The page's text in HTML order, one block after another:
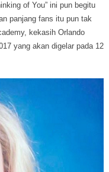
of You” ini pun begitu
panjang fans itu pun tak
kekasih Orlando
yang akan digelar pada 12